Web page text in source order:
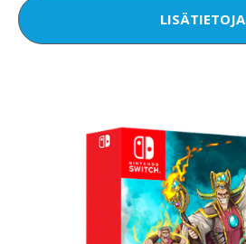
LISÄTIETOJA